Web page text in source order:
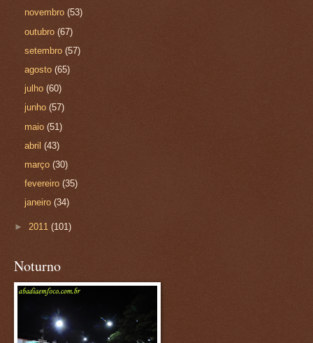
novembro(53)
outubro(67)
setembro(57)
agosto(65)
julho(60)
junho(57)
maio(51)
abril(43)
março(30)
fevereiro(35)
janeiro(34)
► 2011 (101)
Noturno